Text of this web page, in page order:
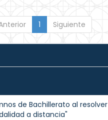
1 Siguiente
de Bachillerato al resolver
a distancia"